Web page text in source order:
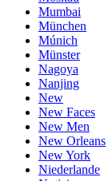
Mumbai
München
Múnich
Münster
Nagoya
Nanjing
New
New Faces
New Men
New Orleans
New York
Niederlande